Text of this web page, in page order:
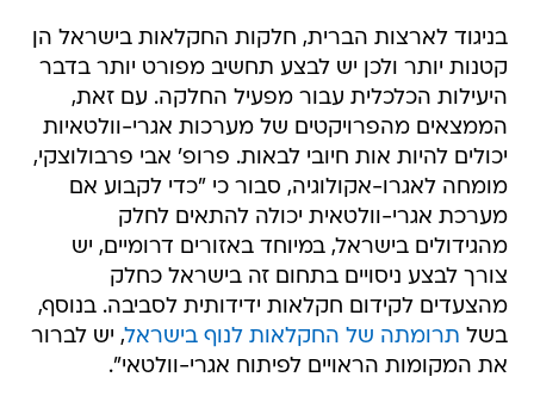
בניגוד לארצות הברית, חלקות החקלאות בישראל הן
קטנות יותר ולכן יש לבצע תחשיב מפורט יותר בדבר
היעילות הכלכלית עבור מפעיל החלקה. עם זאת,
הממצאים מהפרויקטים של מערכות אגרי-וולטאיות
יכולים להיות אות חיובי לבאות. פרופ' אבי פרבולוצקי,
מומחה לאגרו-אקולוגיה, סבור כי "כדי לקבוע אם
מערכת אגרי-וולטאית יכולה להתאים לחלק
מהגידולים בישראל, במיוחד באזורים דרומיים, יש
צורך לבצע ניסויים בתחום זה בישראל כחלק
מהצעדים לקידום חקלאות ידידותית לסביבה. בנוסף,
בשל תרומתה של החקלאות לנוף בישראל, יש לברור
את המקומות הראויים לפיתוח אגרי-וולטאי".